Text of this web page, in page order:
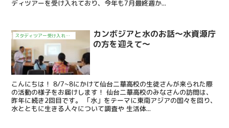
ディツアーを受け入れており、今年も7月最終週か...
スタディツアー受け入れ日記
カンボジアと水のお話～水資源庁
の方を迎えて～
こんにちは！ 8/7~8にかけて仙台二華高校の生徒さんが来られた際
の活動の様子をお届けします！ 仙台二華高校のみなさんの訪問は、
昨年に続き2回目です。 「水」をテーマに東南アジアの国々を回り、
水とともに生きる人々について調査や 生活体...